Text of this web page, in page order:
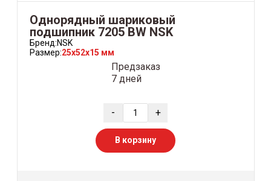
Однорядный шариковый
подшипник 7205 BW NSK
Бренд:NSK
Размер:25x52x15 мм
Предзаказ
7 дней
- +
В корзину